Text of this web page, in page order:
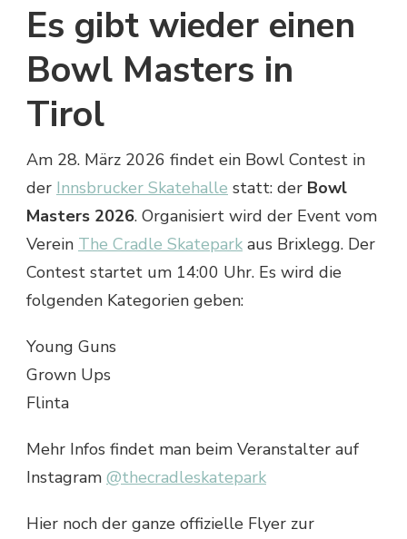
Es gibt wieder einen
Bowl Masters in
Tirol
Am 28. März 2026 findet ein Bowl Contest in
der Innsbrucker Skatehalle statt: der Bowl
Masters 2026. Organisiert wird der Event vom
Verein The Cradle Skatepark aus Brixlegg. Der
Contest startet um 14:00 Uhr. Es wird die
folgenden Kategorien geben:
Young Guns
Grown Ups
Flinta
Mehr Infos findet man beim Veranstalter auf
Instagram @thecradleskatepark
Hier noch der ganze offizielle Flyer zur